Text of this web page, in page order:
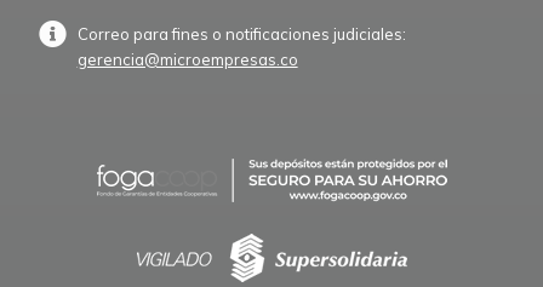
Correo para fines o notificaciones judiciales:
gerencia@microempresas.co